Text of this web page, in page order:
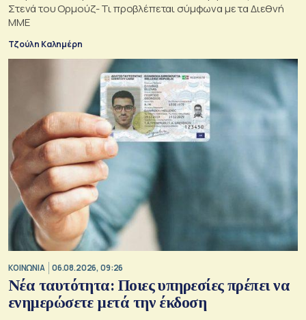
Στενά του Ορμούζ- Τι προβλέπεται σύμφωνα με τα Διεθνή
ΜΜΕ
Τζούλη Καλημέρη
ΚΟΙΝΩΝΙΑ 06.08.2026, 09:26
Νέα ταυτότητα: Ποιες υπηρεσίες πρέπει να
ενημερώσετε μετά την έκδοση